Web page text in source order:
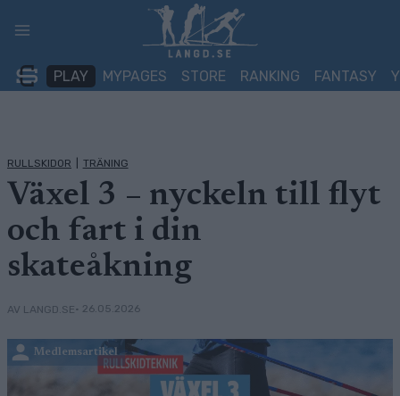
PLAY MYPAGES STORE RANKING FANTASY
RULLSKIDOR TRÄNING
Växel 3 – nyckeln till flyt
och fart i din
skateåkning
AV LANGD.SE• 26.05.2026
Medlemsartikel